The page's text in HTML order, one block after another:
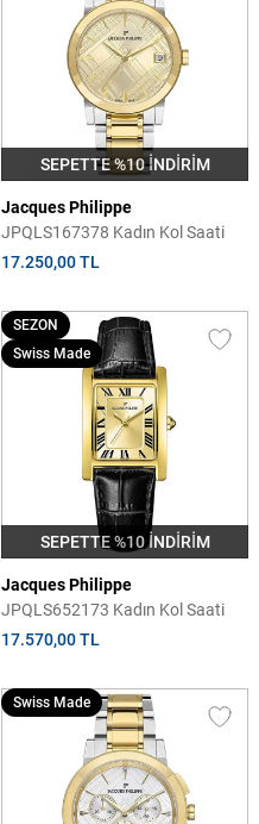
SEPETTE %10 İNDİRİM
Jacques Philippe
JPQLS167378 Kadın Kol Saati
17.250,00 TL
SEPETTE %10 İNDİRİM
SEZON
Swiss Made
Jacques Philippe
JPQLS652173 Kadın Kol Saati
17.570,00 TL
Swiss Made